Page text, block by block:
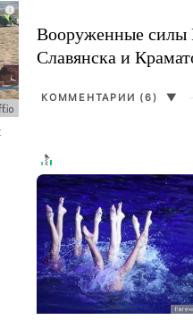
Вооруженные силы
Славянска и
КОММЕНТАРИИ (6) ▼